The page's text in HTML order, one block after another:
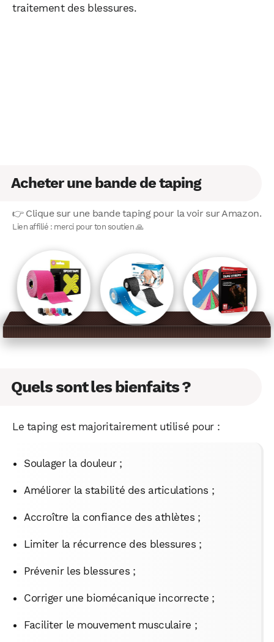
traitement des blessures.
Acheter une bande de taping
👉 Clique sur une bande taping pour la voir sur Amazon.
Lien affilié : merci pour ton soutien 🙏
Quels sont les bienfaits ?
Le taping est majoritairement utilisé pour :
Soulager la douleur ;
Améliorer la stabilité des articulations ;
Accroître la confiance des athlètes ;
Limiter la récurrence des blessures ;
Prévenir les blessures ;
Corriger une biomécanique incorrecte ;
Faciliter le mouvement musculaire ;